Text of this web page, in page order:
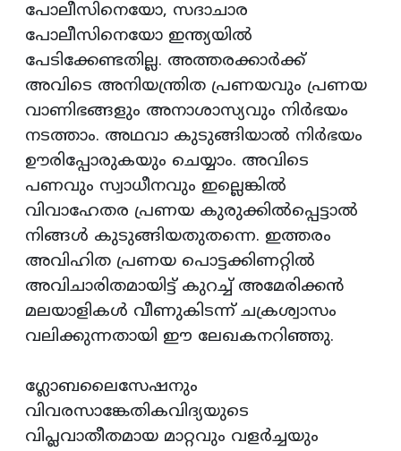
പോലീസിനെയോ, സദാചാര
പോലീസിനെയോ ഇന്ത്യയില്‍
പേടിക്കേണ്ടതില്ല. അത്തരക്കാര്‍ക്ക്
അവിടെ അനിയന്ത്രിത പ്രണയവും പ്രണയ
വാണിഭങ്ങളും അനാശാസ്യവും നിര്‍ഭയം
നടത്താം. അഥവാ കുടുങ്ങിയാല്‍ നിര്‍ഭയം
ഊരിപ്പോരുകയും ചെയ്യാം. അവിടെ
പണവും സ്വാധീനവും ഇല്ലെങ്കില്‍
വിവാഹേതര പ്രണയ കുരുക്കില്‍പ്പെട്ടാല്‍
നിങ്ങള്‍ കുടുങ്ങിയതുതന്നെ. ഇത്തരം
അവിഹിത പ്രണയ പൊട്ടക്കിണറ്റില്‍
അവിചാരിതമായിട്ട് കുറച്ച് അമേരിക്കന്‍
മലയാളികള്‍ വീണുകിടന്ന് ചക്രശ്വാസം
വലിക്കുന്നതായി ഈ ലേഖകനറിഞ്ഞു.
ഗ്ലോബലൈസേഷനും
വിവരസാങ്കേതികവിദ്യയുടെ
വിപ്ലവാതീതമായ മാറ്റവും വളര്‍ച്ചയും